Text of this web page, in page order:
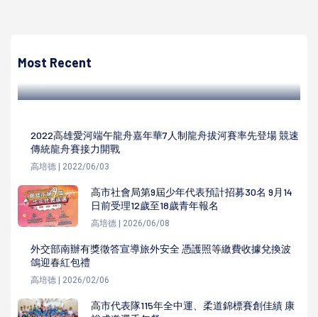
Most Recent
生
2022高雄愛河端午龍舟嘉年華7人制龍舟拔河賽率先登場 競速
傳統龍舟賽接力開戰
高培德 | 2022/06/03
高市社會局第9屆少年代表預計招募30名 9月14
日前受理12歲至18歲青年報名
高培德 | 2026/06/08
外交部南辦有獎徵答宣導旅外安全 憑護照等繳費收據兌換波
鴿迎春紅包禮
高培德 | 2026/02/06
高市代表隊115年全中運、柔道錦標賽創佳績 康